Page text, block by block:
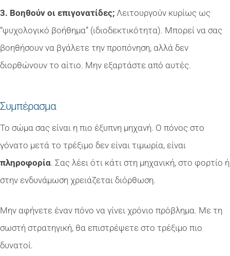
3. Βοηθούν οι επιγονατίδες; Λειτουργούν κυρίως ως
“ψυχολογικό βοήθημα” (ιδιοδεκτικότητα). Μπορεί να σας
βοηθήσουν να βγάλετε την προπόνηση, αλλά δεν
διορθώνουν το αίτιο. Μην εξαρτάστε από αυτές.
Συμπέρασμα
Το σώμα σας είναι η πιο έξυπνη μηχανή. Ο πόνος στο
γόνατο μετά το τρέξιμο δεν είναι τιμωρία, είναι
πληροφορία. Σας λέει ότι κάτι στη μηχανική, στο φορτίο ή
στην ενδυνάμωση χρειάζεται διόρθωση.
Μην αφήνετε έναν πόνο να γίνει χρόνιο πρόβλημα. Με τη
σωστή στρατηγική, θα επιστρέψετε στο τρέξιμο πιο
δυνατοί.